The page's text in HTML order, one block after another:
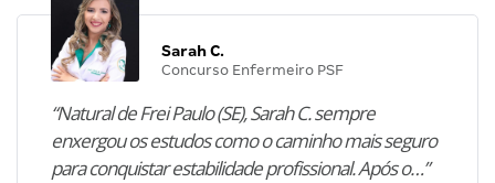
Sarah C.
Concurso Enfermeiro PSF
“Natural de Frei Paulo (SE), Sarah C. sempre
enxergou os estudos como o caminho mais seguro
para conquistar estabilidade profissional. Após o…”